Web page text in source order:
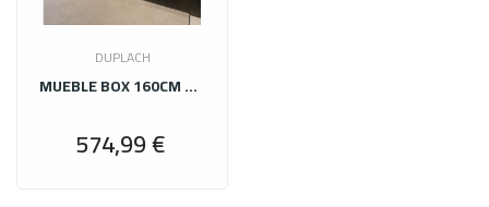
DUPLACH
MUEBLE BOX 160CM CANELA ENCIMERA BLANCA ESPEJO LED
574,99 €